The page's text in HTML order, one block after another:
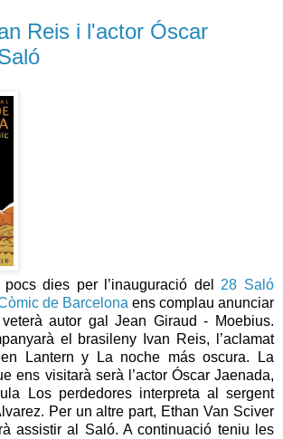
Reis i l'actor Óscar
dies per l’inauguració del 28 Saló
de Barcelona ens complau anunciar
autor gal Jean Giraud - Moebius.
el brasileny Ivan Reis, l’aclamat
Lantern y La noche más oscura. La
ens visitarà serà l’actor Óscar Jaenada,
Los perdedores interpreta al sergent
Per un altre part, Ethan Van Sciver
assistir al Saló. A continuació teniu les